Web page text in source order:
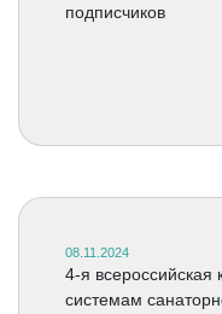
подписчиков
08.11.2024
4-я
системам